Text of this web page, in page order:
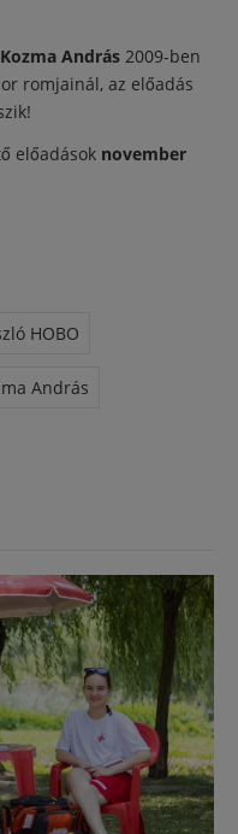
Kozma András 2009-ben
romjainál, az előadás
előadások november
HOBO
András